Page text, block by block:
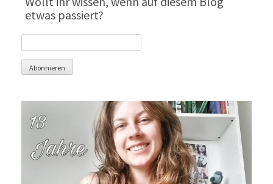
etwas passiert?